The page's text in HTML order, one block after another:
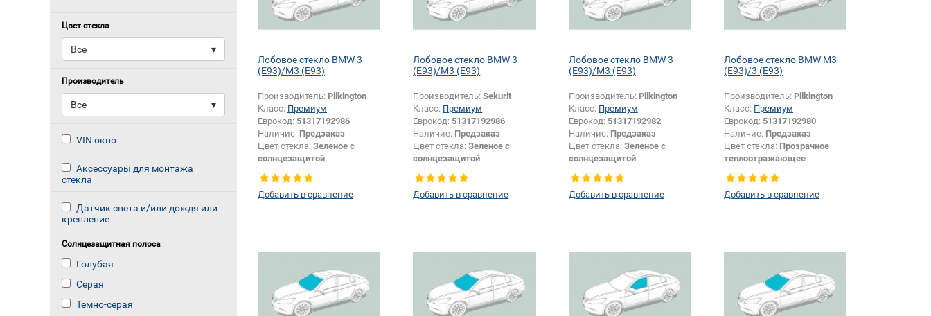
Цвет стекла
▾
Все
Производитель
▾
Все
VIN окно
Аксессуары для монтажа
стекла
Датчик света и/или дождя или
крепление
Солнцезащитная полоса
Голубая
Серая
Темно-серая
Лобовое стекло BMW 3
(E93)/M3 (E93)
Производитель: Pilkington
Класс: Премиум
Еврокод: 51317192986
Наличие: Предзаказ
Цвет стекла: Зеленое с
солнцезащитой
Цвет полосы:
Тип кузова:Кабриолет
Появление или изменение
Добавить в сравнение
Лобовое стекло BMW 3
(E93)/M3 (E93)
Производитель:Sekurit
Класс: Премиум
Еврокод: 51317192986
Наличие: Предзаказ
Цвет стекла:Зеленое с
солнцезащитой
Цвет полосы:
Тип кузова:Кабриолет
Появление или изменение
Добавить в сравнение
Лобовое стекло BMW 3
(E93)/M3 (E93)
Производитель: Pilkington
Класс: Премиум
Еврокод: 51317192982
Наличие: Предзаказ
Цвет стекла: Зеленое с
солнцезащитой
Цвет полосы:
Тип кузова:Кабриолет
Добавить в сравнение
Лобовое стекло BMW M3
(E93)/3 (E93)
Производитель: Pilkington
Класс: Премиум
Еврокод: 51317192980
Наличие: Предзаказ
Цвет стекла: Прозрачное
теплоотражающее
Цвет полосы:
Тип кузова:Кабриолет
Появление или изменение
Добавить в сравнение